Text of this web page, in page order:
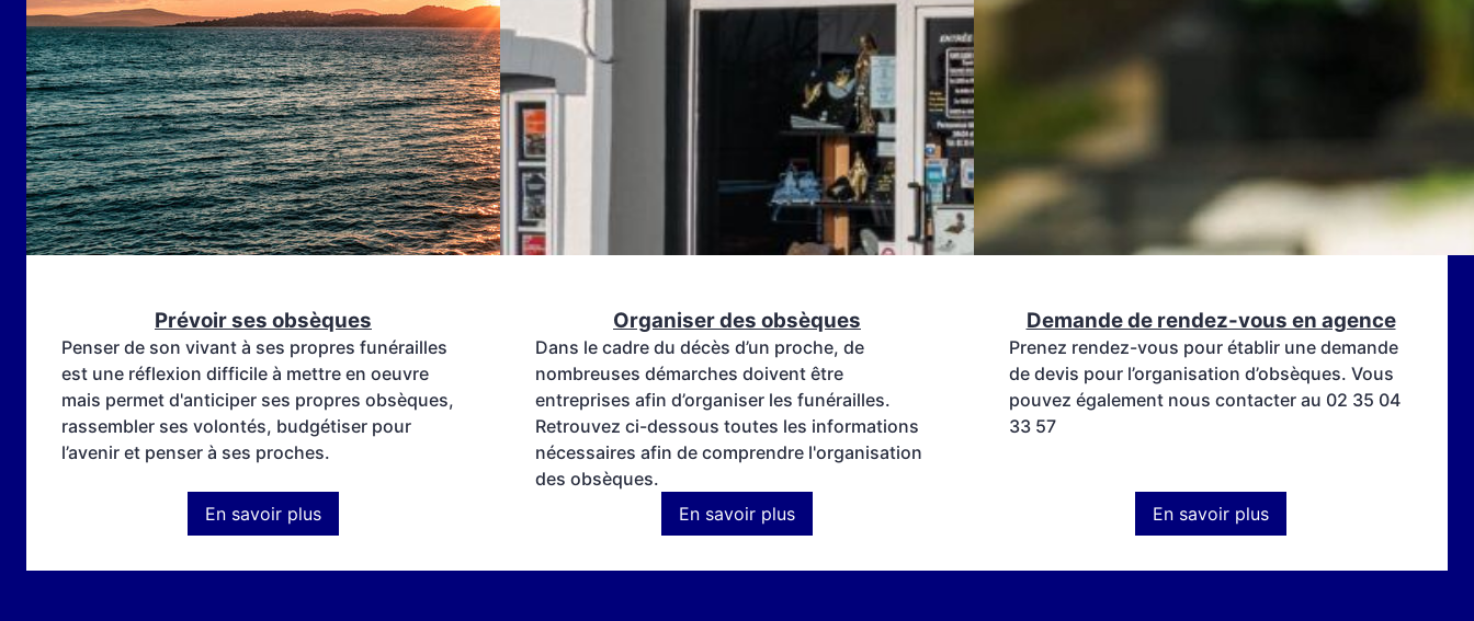
Prévoir ses obsèques
Penser de son vivant à ses propres funérailles
est une réflexion difficile à mettre en oeuvre
mais permet d'anticiper ses propres obsèques,
rassembler ses volontés, budgétiser pour
l’avenir et penser à ses proches.
En savoir plus
:
ses
Organiser des obsèques
Dans le cadre du décès d’un proche, de
nombreuses démarches doivent être
entreprises afin d’organiser les funérailles.
Retrouvez ci-dessous toutes les informations
nécessaires afin de comprendre l'organisation
des obsèques.
En savoir plus
:
des
Demande de rendez-vous en agence
Prenez rendez-vous pour établir une demande
de devis pour l’organisation d’obsèques. Vous
pouvez également nous contacter au 02 35 04
33 57
En savoir plus
:
de